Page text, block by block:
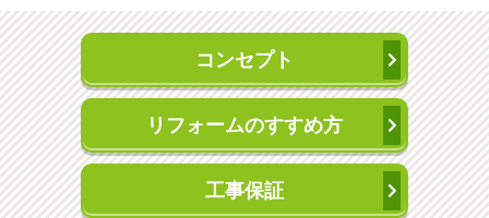
コンセプト
リフォームのすすめ方
工事保証